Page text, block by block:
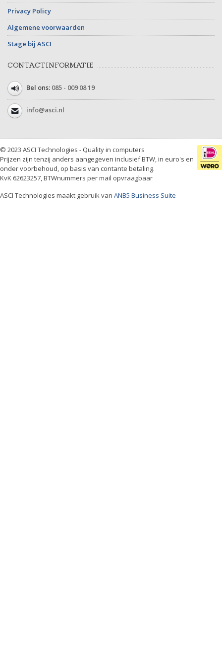
Privacy Policy
Algemene voorwaarden
Stage bij ASCI
CONTACTINFORMATIE
Bel ons: 085 - 009 08 19
info@asci.nl
© 2023 ASCI Technologies - Quality in computers
Prijzen zijn tenzij anders aangegeven inclusief BTW, in euro's en
onder voorbehoud, op basis van contante betaling.
KvK 62623257, BTWnummers per mail opvraagbaar
ASCI Technologies maakt gebruik van ANB5 Business Suite